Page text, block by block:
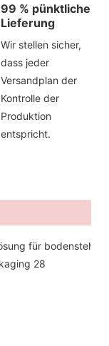
99 % pünktliche
Lieferung
Wir stellen sicher,
dass jeder
Versandplan der
Kontrolle der
Produktion
entspricht.